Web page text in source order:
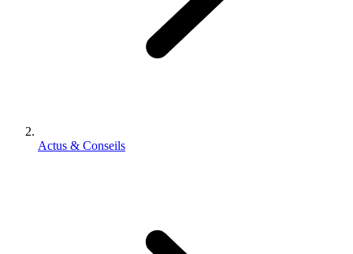
Actus & Conseils